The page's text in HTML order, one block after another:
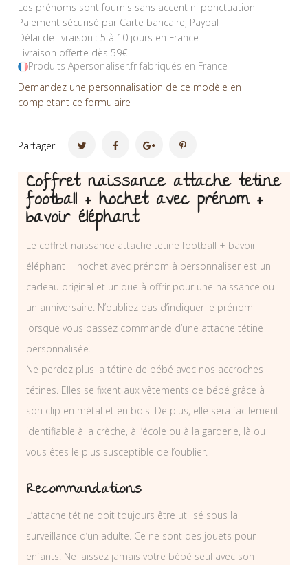
Les prénoms sont fournis sans accent ni ponctuation
Paiement sécurisé par Carte bancaire, Paypal
Délai de livraison : 5 à 10 jours en France
Livraison offerte dès 59€
Produits Apersonaliser.fr fabriqués en France
Demandez une personnalisation de ce modèle en
completant ce formulaire
Partager
Coffret naissance attache tetine
football + hochet avec prénom +
bavoir éléphant
Le coffret naissance attache tetine football + bavoir
éléphant + hochet avec prénom à personnaliser est un
cadeau original et unique à offrir pour une naissance ou
un anniversaire. N’oubliez pas d’indiquer le prénom
lorsque vous passez commande d’une attache tétine
personnalisée.
Ne perdez plus la tétine de bébé avec nos accroches
tétines. Elles se fixent aux vêtements de bébé grâce à
son clip en métal et en bois. De plus, elle sera facilement
identifiable à la crèche, à l’école ou à la garderie, là ou
vous êtes le plus susceptible de l’oublier.
Recommandations
L’attache tétine doit toujours être utilisé sous la
surveillance d’un adulte. Ce ne sont des jouets pour
enfants. Ne laissez jamais votre bébé seul avec son